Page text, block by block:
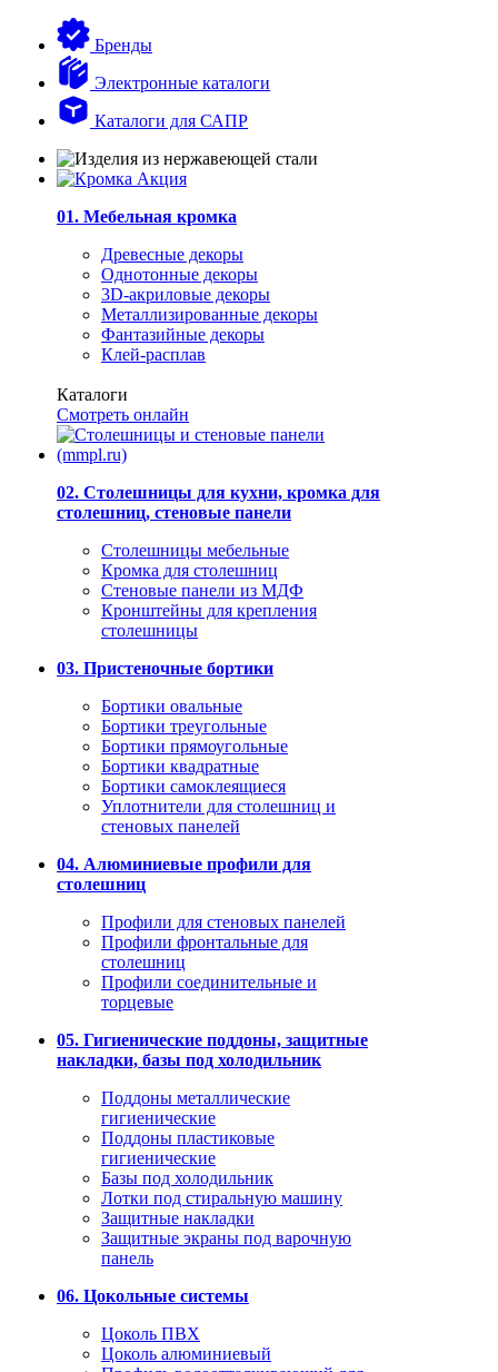
Бренды
Электронные каталоги
Каталоги для САПР
01. Мебельная кромка
Древесные декоры
Однотонные декоры
3D-акриловые декоры
Металлизированные декоры
Фантазийные декоры
Клей-расплав
Каталоги
Смотреть онлайн
02. Столешницы для кухни, кромка для
столешниц, стеновые панели
Столешницы мебельные
Кромка для столешниц
Стеновые панели из МДФ
Кронштейны для крепления
столешницы
03. Пристеночные бортики
Бортики овальные
Бортики треугольные
Бортики прямоугольные
Бортики квадратные
Бортики самоклеящиеся
Уплотнители для столешниц и
стеновых панелей
04. Алюминиевые профили для
столешниц
Профили для стеновых панелей
Профили фронтальные для
столешниц
Профили соединительные и
торцевые
05. Гигиенические поддоны, защитные
накладки, базы под холодильник
Поддоны металлические
гигиенические
Поддоны пластиковые
гигиенические
Базы под холодильник
Лотки под стиральную машину
Защитные накладки
Защитные экраны под варочную
панель
06. Цокольные системы
Цоколь ПВХ
Цоколь алюминиевый